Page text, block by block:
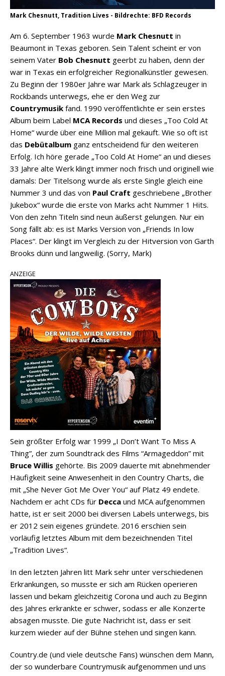
Mark Chesnutt, Tradition Lives - Bildrechte: BFD Records
Am 6. September 1963 wurde Mark Chesnutt in
Beaumont in Texas geboren. Sein Talent scheint er von
seinem Vater Bob Chesnutt geerbt zu haben, denn der
war in Texas ein erfolgreicher Regionalkünstler gewesen.
Zu Beginn der 1980er Jahre war Mark als Schlagzeuger in
Rockbands unterwegs, ehe er den Weg zur
Countrymusik fand. 1990 veröffentlichte er sein erstes
Album beim Label MCA Records und dieses „Too Cold At
Home“ wurde über eine Million mal gekauft. Wie so oft ist
das Debütalbum ganz entscheidend für den weiteren
Erfolg. Ich höre gerade „Too Cold At Home“ an und dieses
33 Jahre alte Werk klingt immer noch frisch und originell wie
damals: Der Titelsong wurde als erste Single gleich eine
Nummer 3 und das von Paul Craft geschriebene „Brother
Jukebox“ wurde die erste von Marks acht Nummer 1 Hits.
Von den zehn Titeln sind neun äußerst gelungen. Nur ein
Song fällt ab: es ist Marks Version von „Friends In low
Places“. Der klingt im Vergleich zu der Hitversion von Garth
Brooks dünn und langweilig. (Sorry, Mark)
ANZEIGE
Sein größter Erfolg war 1999 „I Don’t Want To Miss A
Thing”, der zum Soundtrack des Films “Armageddon” mit
Bruce Willis gehörte. Bis 2009 dauerte mit abnehmender
Häufigkeit seine Anwesenheit in den Country Charts, die
mit „She Never Got Me Over You“ auf Platz 49 endete.
Nachdem er acht CDs für Decca und MCA aufgenommen
hatte, ist er seit 2000 bei diversen Labels unterwegs, bis
er 2012 sein eigenes gründete. 2016 erschien sein
vorläufig letztes Album mit dem bezeichnenden Titel
„Tradition Lives“.
In den letzten Jahren litt Mark sehr unter verschiedenen
Erkrankungen, so musste er sich am Rücken operieren
lassen und bekam gleichzeitig Corona und auch zu Beginn
des Jahres erkrankte er schwer, sodass er alle Konzerte
absagen musste. Die gute Nachricht ist, dass er seit
kurzem wieder auf der Bühne stehen und singen kann.
Country.de (und viele deutsche Fans) wünschen dem Mann,
der so wunderbare Countrymusik aufgenommen und uns